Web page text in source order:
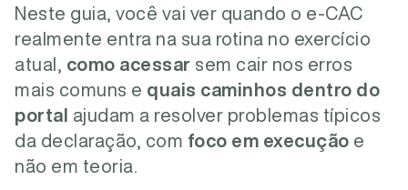
Neste guia, você vai ver quando o e-CAC
realmente entra na sua rotina no exercício
atual, como acessar sem cair nos erros
mais comuns e quais caminhos dentro do
portal ajudam a resolver problemas típicos
da declaração, com foco em execução e
não em teoria.